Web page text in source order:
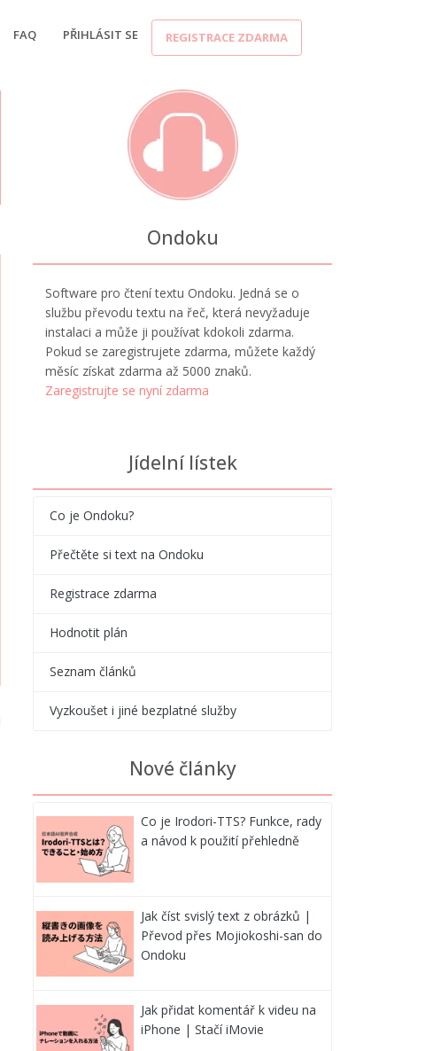
FAQ PŘIHLÁSIT SE REGISTRACE ZDARMA
Ondoku
Software pro čtení textu Ondoku. Jedná se o
službu převodu textu na řeč, která nevyžaduje
instalaci a může ji používat kdokoli zdarma.
Pokud se zaregistrujete zdarma, můžete každý
měsíc získat zdarma až 5000 znaků.
Zaregistrujte se nyní zdarma
Jídelní lístek
Co je Ondoku?
Přečtěte si text na Ondoku
Registrace zdarma
Hodnotit plán
Seznam článků
Vyzkoušet i jiné bezplatné služby
Nové články
Co je Irodori-TTS? Funkce, rady
a návod k použití přehledně
Jak číst svislý text z obrázků |
Převod přes Mojiokoshi-san do
Ondoku
Jak přidat komentář k videu na
iPhone | Stačí iMovie